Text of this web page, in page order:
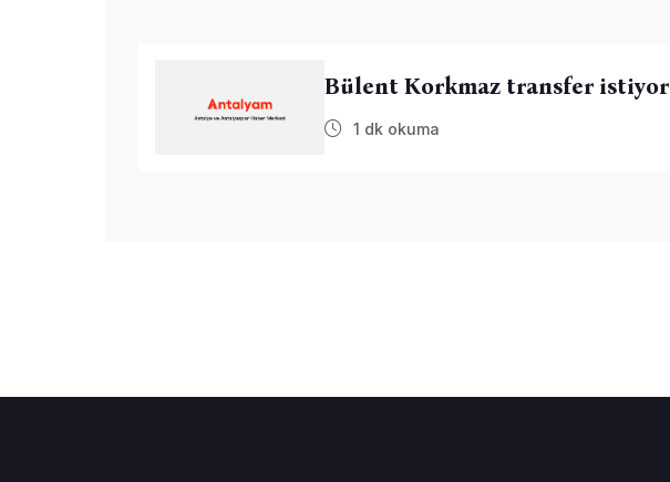
Bülent Korkmaz transfer istiyor
1 dk okuma